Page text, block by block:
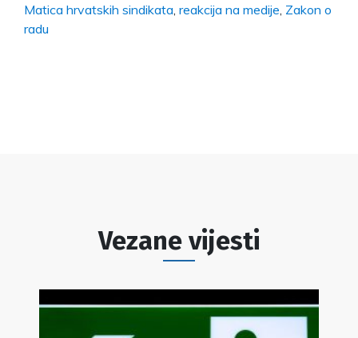
Matica hrvatskih sindikata reakcija na medije Zakon o
radu
Vezane vijesti